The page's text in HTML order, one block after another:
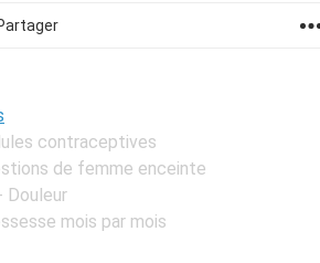
contraceptives
de femme enceinte
Douleur
mois par mois